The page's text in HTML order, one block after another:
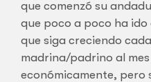
que comenzó su
que poco a poco ha
que siga creciendo
madrina/padrino al
económicamente, pero